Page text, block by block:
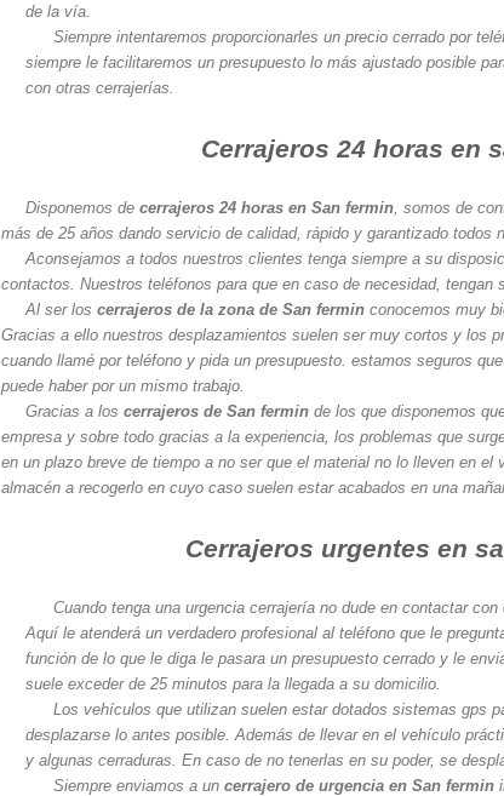
de la vía.
Siempre intentaremos proporcionarles un precio cerrado por
siempre le facilitaremos un presupuesto lo más ajustado posible
con otras cerrajerías.
Cerrajeros 24 horas en
Disponemos decerrajeros 24 horas en San fermin , somos de
más de 25 años dando servicio de calidad, rápido y garantizado todos
Aconsejamos a todos nuestros clientes tenga siempre a su
contactos. Nuestros teléfonos para que en caso de necesidad, tengan
Al ser loscerrajeros de la zona de San fermin conocemos muy
Gracias a ello nuestros desplazamientos suelen ser muy cortos y los
cuando llamé por teléfono y pida un presupuesto. estamos seguros
puede haber por un mismo trabajo.
Gracias a loscerrajeros de San fermin de los que disponemos
empresa y sobre todo gracias a la experiencia, los problemas que
en un plazo breve de tiempo a no ser que el material no lo lleven en el
almacén a recogerlo en cuyo caso suelen estar acabados en una
Cerrajeros urgentes en
Cuando tenga una urgencia cerrajería no dude en contactar con
Aquí le atenderá un verdadero profesional al teléfono que le
función de lo que le diga le pasara un presupuesto cerrado y le
suele exceder de 25 minutos para la llegada a su domicilio.
Los vehículos que utilizan suelen estar dotados sistemas gps
desplazarse lo antes posible. Además de llevar en el vehículo
y algunas cerraduras. En caso de no tenerlas en su poder, se
Siempre enviamos a uncerrajero de urgencia en San fermin